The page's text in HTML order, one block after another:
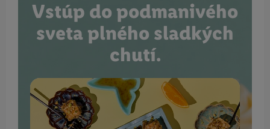
Vstúp do podmanivého
sveta plného sladkých
chutí.